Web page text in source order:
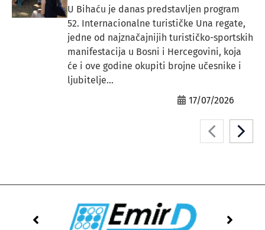
U Bihaću je danas predstavljen program
52. Internacionalne turističke Una regate,
jedne od najznačajnijih turističko-sportskih
manifestacija u Bosni i Hercegovini, koja
će i ove godine okupiti brojne učesnike i
ljubitelje...
17/07/2026